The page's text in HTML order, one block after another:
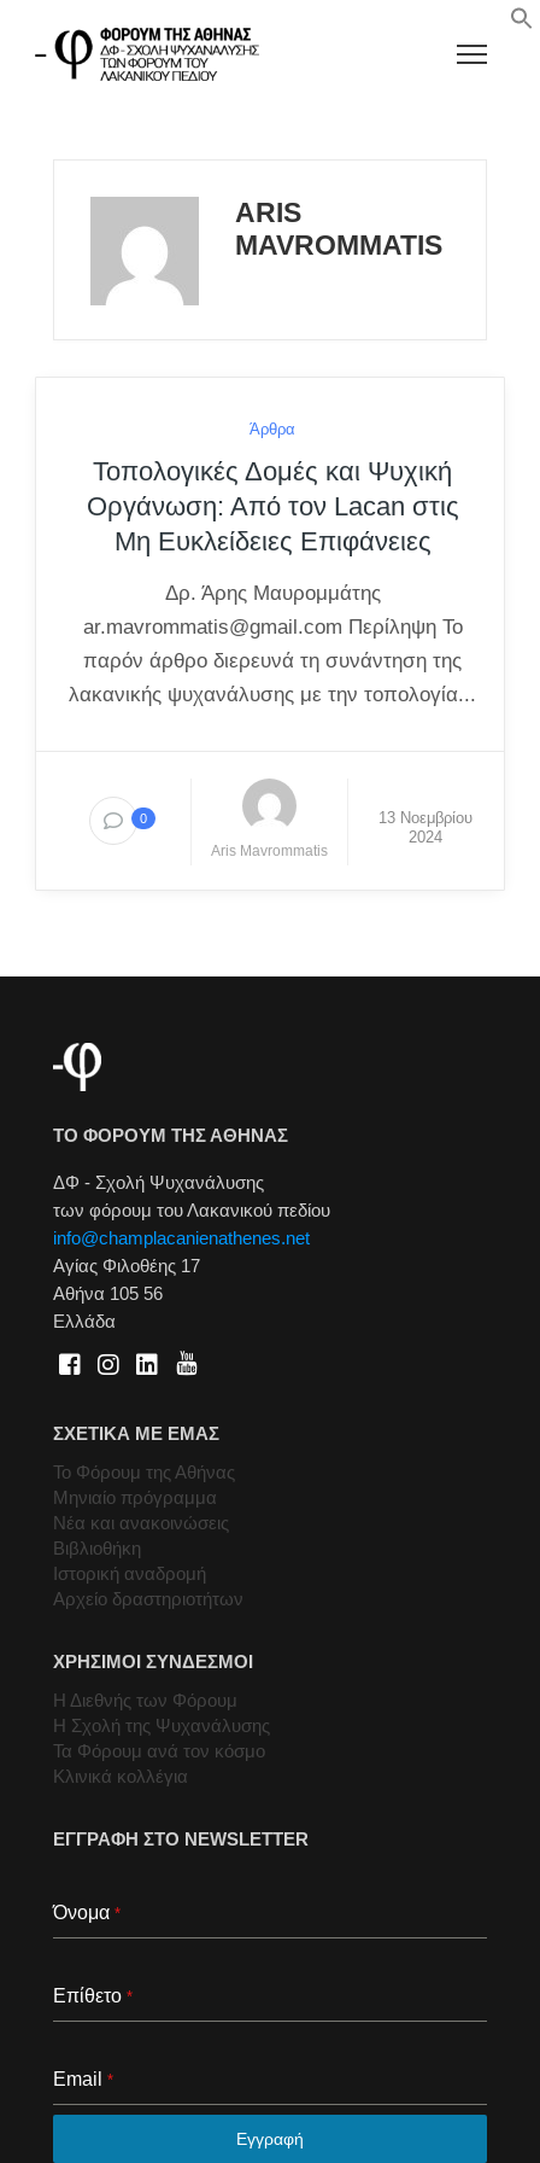
ARIS
MAVROMMATIS
Άρθρα
Τοπολογικές Δομές και Ψυχική
Οργάνωση: Από τον Lacan στις
Μη Ευκλείδειες Επιφάνειες
Δρ. Άρης Μαυρομμάτης
ar.mavrommatis@gmail.com Περίληψη Το
παρόν άρθρο διερευνά τη συνάντηση της
λακανικής ψυχανάλυσης με την τοπολογία...
0
Aris Mavrommatis
13 Νοεμβρίου
2024
ΤΟ ΦΟΡΟΥΜ ΤΗΣ ΑΘΗΝΑΣ
ΔΦ - Σχολή Ψυχανάλυσης
των φόρουμ του Λακανικού πεδίου
info@champlacanienathenes.net
Αγίας Φιλοθέης 17
Αθήνα 105 56
Ελλάδα
ΣΧΕΤΙΚΑ ΜΕ ΕΜΑΣ
Το Φόρουμ της Αθήνας
Μηνιαίο πρόγραμμα
Νέα και ανακοινώσεις
Βιβλιοθήκη
Ιστορική αναδρομή
Αρχείο δραστηριοτήτων
ΧΡΗΣΙΜΟΙ ΣΥΝΔΕΣΜΟΙ
Η Διεθνής των Φόρουμ
Η Σχολή της Ψυχανάλυσης
Τα Φόρουμ ανά τον κόσμο
Κλινικά κολλέγια
ΕΓΓΡΑΦΗ ΣΤΟ NEWSLETTER
Όνομα *
Επίθετο *
Email *
Εγγραφή